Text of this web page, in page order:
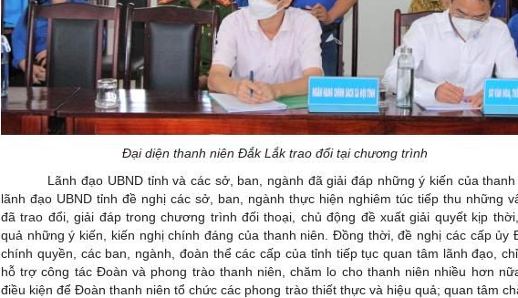
Đại diện thanh niên Đắk Lắk trao đổi tại chương trình
Lãnh đạo UBND tỉnh và các sở, ban, ngành đã giải đáp những ý kiến của thanh
lãnh đạo UBND tỉnh đề nghị các sở, ban, ngành thực hiện nghiêm túc tiếp thu những
đã trao đổi, giải đáp trong chương trình đối thoại, chủ động đề xuất giải quyết kịp
quả những ý kiến, kiến nghị chính đáng của thanh niên. Đồng thời, đề nghị các cấp ủy
chính quyền, các ban, ngành, đoàn thể các cấp của tỉnh tiếp tục quan tâm lãnh đạo, chỉ
hỗ trợ công tác Đoàn và phong trào thanh niên, chăm lo cho thanh niên nhiều hơn
điều kiện để Đoàn thanh niên tổ chức các phong trào thiết thực và hiệu quả; quan tâm